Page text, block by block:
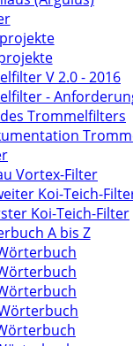
V 2.0 - 2016
-
Trommelfilters
Vortex-Filter
Koi-Teich-
Koi-Teich-Filter
A bis Z